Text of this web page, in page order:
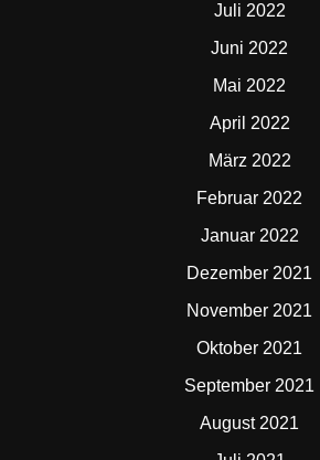
Juli 2022
Juni 2022
Mai 2022
April 2022
März 2022
Februar 2022
Januar 2022
Dezember 2021
November 2021
Oktober 2021
September 2021
August 2021